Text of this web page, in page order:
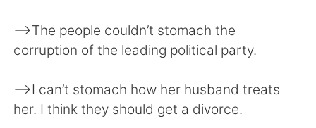
Italiano Türkçe
Tiếng Việt
—>The people couldn’t stomach the
corruption of the leading political party.
—>I can’t stomach how her husband treats
her. I think they should get a divorce.